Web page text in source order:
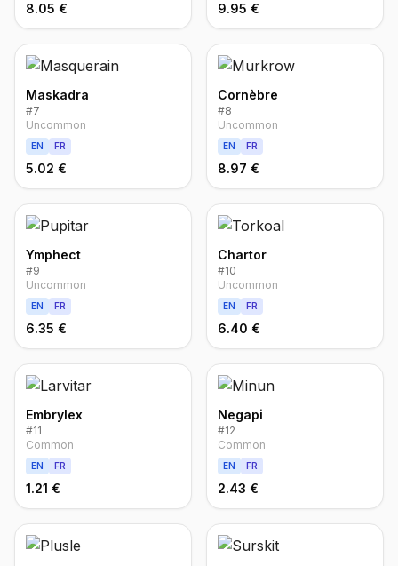
8.05 € 9.95 €
Maskadra
#7
Uncommon
EN FR
5.02 €
Cornèbre
#8
Uncommon
EN FR
8.97 €
Ymphect
#9
Uncommon
EN FR
6.35 €
Chartor
#10
Uncommon
EN FR
6.40 €
Embrylex
#11
Common
EN FR
1.21 €
Negapi
#12
Common
EN FR
2.43 €